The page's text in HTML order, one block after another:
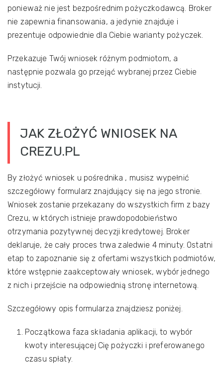
ponieważ nie jest bezpośrednim pożyczkodawcą. Broker
nie zapewnia finansowania, a jedynie znajduje i
prezentuje odpowiednie dla Ciebie warianty pożyczek.
Przekazuje Twój wniosek różnym podmiotom, a
następnie pozwala go przejąć wybranej przez Ciebie
instytucji.
JAK ZŁOŻYĆ WNIOSEK NA
CREZU.PL
By złożyć wniosek u pośrednika , musisz wypełnić
szczegółowy formularz znajdujący się na jego stronie.
Wniosek zostanie przekazany do wszystkich firm z bazy
Crezu, w których istnieje prawdopodobieństwo
otrzymania pozytywnej decyzji kredytowej. Broker
deklaruje, że cały proces trwa zaledwie 4 minuty. Ostatni
etap to zapoznanie się z ofertami wszystkich podmiotów,
które wstępnie zaakceptowały wniosek, wybór jednego
z nich i przejście na odpowiednią stronę internetową.
Szczegółowy opis formularza znajdziesz poniżej.
Początkowa faza składania aplikacji, to wybór
kwoty interesującej Cię pożyczki i preferowanego
czasu spłaty.